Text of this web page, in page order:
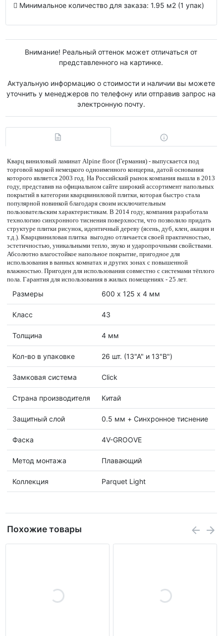
Минимальное количество для заказа: 1.95 м2 (1 упак)
Внимание! Реальный оттенок может отличаться от
представленного на картинке.
Актуальную информацию о стоимости и наличии вы можете
уточнить у менеджеров по телефону или отправив запрос на
электронную почту.
Кварц виниловый ламинат Alpine floor (Германия) - выпускается под
торговой маркой немецкого одноименного концерна, датой основания
которого является 2003 год. На Российский рынок компания вышла в 2013
году, представив на официальном сайте широкий ассортимент напольных
покрытий в категории кварцвиниловой плитки, которая быстро стала
популярной новинкой благодаря своим исключительным
пользовательским характеристикам. В 2014 году, компания разработала
технологию синхронного тиснения поверхности, что позволило придать
структуре плитки рисунок, идентичный дереву (ясень, дуб, клен, акация и
т.д.). Кварцвиниловая плитка выгодно отличается своей практичностью,
эстетичностью, уникальными тепло, звуко и ударопрочными свойствами.
Абсолютно влагостойкое напольное покрытие, пригодное для
использования в ванных комнатах и других зонах с повышенной
влажностью. Пригоден для использования совместно с системами тёплого
пола. Гарантия для использования в жилых помещениях - 25 лет.
Размеры 600 х 125 х 4 мм
Класс 43
Толщина 4 мм
Кол-во в упаковке 26 шт. (13"А" и 13"В")
Замковая система Click
Страна производителя Китай
Защитный слой 0.5 мм + Cинхронное тиснение
Фаска 4V-GROOVE
Метод монтажа Плавающий
Коллекция Parquet Light
Похожие товары